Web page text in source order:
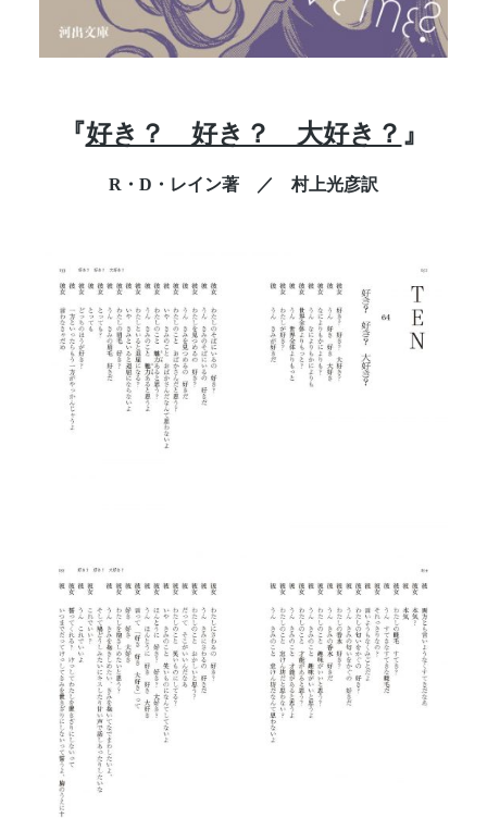
『好き？ 好き？ 大好き？ 』
R・D・レイン著 ／ 村上光彦訳